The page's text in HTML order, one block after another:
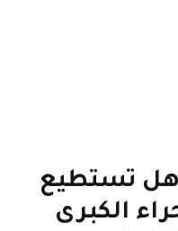
العالم 2026: هل تستطيع
الكبرى